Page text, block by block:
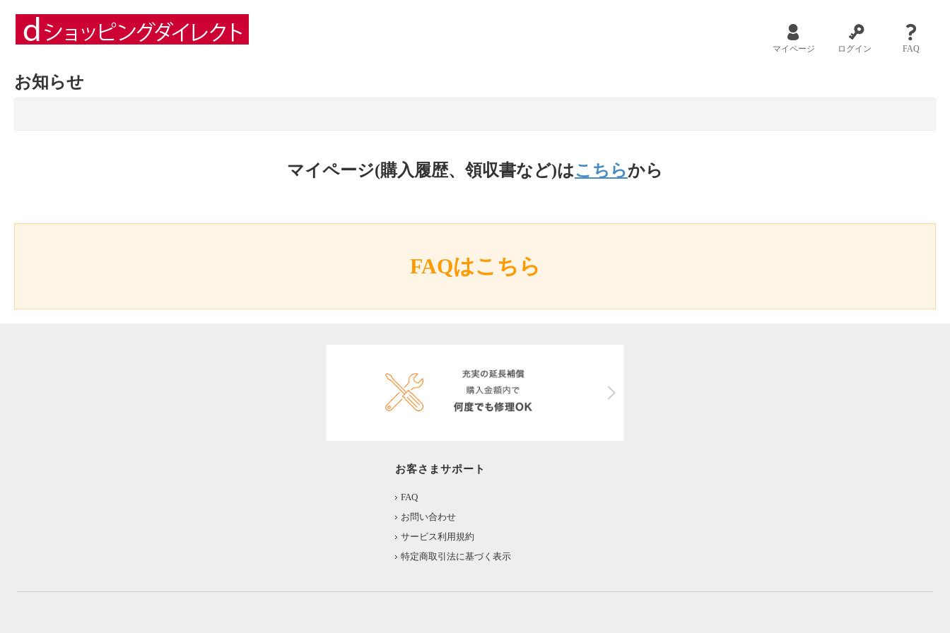
マイページ ログイン FAQ
お知らせ
マイページ(購入履歴、領収書など)はこちらから
FAQはこちら
お客さまサポート
FAQ
お問い合わせ
サービス利用規約
特定商取引法に基づく表示